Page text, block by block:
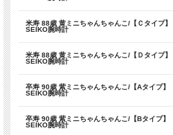
ことがありますが不良ではございませんので
米寿 88歳 黄ミニちゃんちゃんこ/【Ｃタイプ】
SEIKO腕時計
米寿 88歳 黄ミニちゃんちゃんこ/【Ｄタイプ】
SEIKO腕時計
卒寿 90歳 紫ミニちゃんちゃんこ/【Aタイプ】
SEIKO腕時計
卒寿 90歳 紫ミニちゃんちゃんこ/【Bタイプ】
SEIKO腕時計